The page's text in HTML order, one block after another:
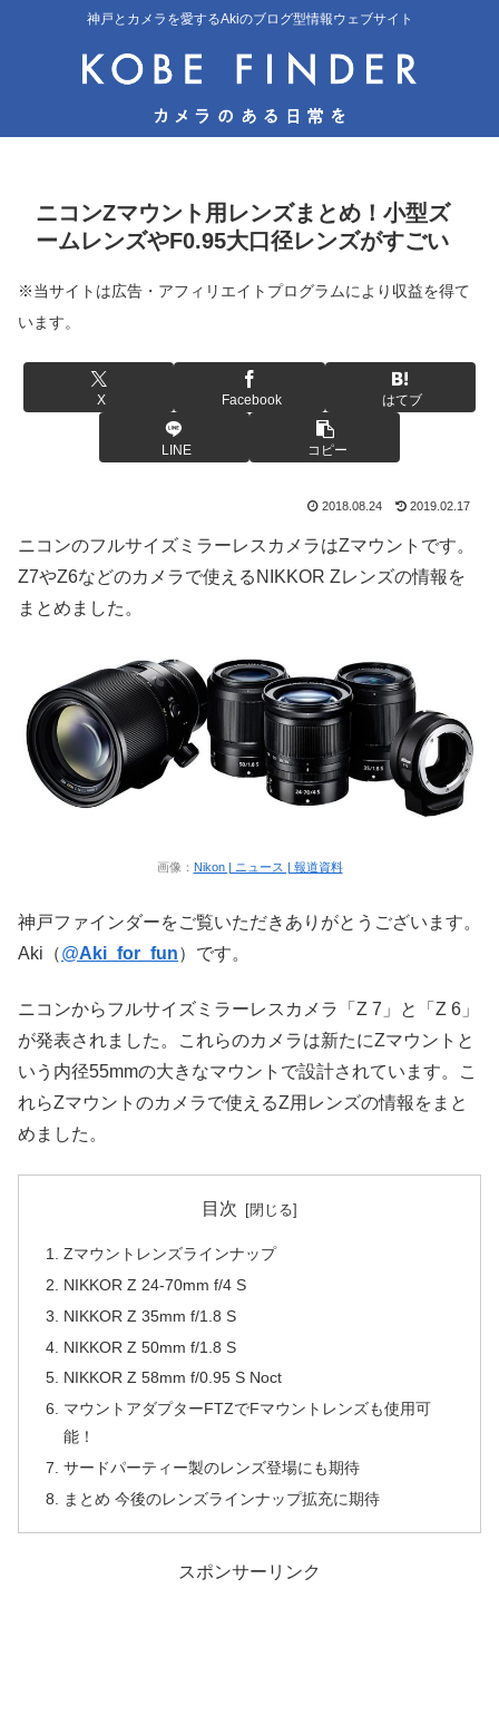
神戸とカメラを愛するAkiのブログ型情報ウェブサイト
ニコンZマウント用レンズまとめ！小型ズ
ームレンズやF0.95大口径レンズがすごい
※当サイトは広告・アフィリエイトプログラムにより収益を得て
います。
X Facebook はてブ
LINE コピー
2018.08.24 2019.02.17
ニコンのフルサイズミラーレスカメラはZマウントです。
Z7やZ6などのカメラで使えるNIKKOR Zレンズの情報を
まとめました。
画像： Nikon | ニュース | 報道資料
神戸ファインダーをご覧いただきありがとうございます。
Aki（@Aki_for_fun）です。
ニコンからフルサイズミラーレスカメラ「Z 7」と「Z 6」
が発表されました。これらのカメラは新たにZマウントと
いう内径55mmの大きなマウントで設計されています。こ
れらZマウントのカメラで使えるZ用レンズの情報をまと
めました。
目次
Zマウントレンズラインナップ
NIKKOR Z 24-70mm f/4 S
NIKKOR Z 35mm f/1.8 S
NIKKOR Z 50mm f/1.8 S
NIKKOR Z 58mm f/0.95 S Noct
マウントアダプターFTZでFマウントレンズも使用可
能！
サードパーティー製のレンズ登場にも期待
まとめ 今後のレンズラインナップ拡充に期待
スポンサーリンク